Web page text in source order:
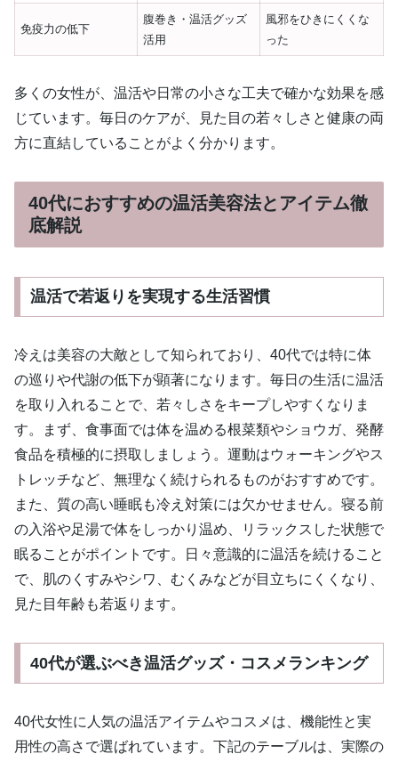
免疫力の低下
腹巻き・温活グッズ
活用
風邪をひきにくくな
った
多くの女性が、温活や日常の小さな工夫で確かな効果を感
じています。毎日のケアが、見た目の若々しさと健康の両
方に直結していることがよく分かります。
40代におすすめの温活美容法とアイテム徹
底解説
温活で若返りを実現する生活習慣
冷えは美容の大敵として知られており、40代では特に体
の巡りや代謝の低下が顕著になります。毎日の生活に温活
を取り入れることで、若々しさをキープしやすくなりま
す。まず、食事面では体を温める根菜類やショウガ、発酵
食品を積極的に摂取しましょう。運動はウォーキングやス
トレッチなど、無理なく続けられるものがおすすめです。
また、質の高い睡眠も冷え対策には欠かせません。寝る前
の入浴や足湯で体をしっかり温め、リラックスした状態で
眠ることがポイントです。日々意識的に温活を続けること
で、肌のくすみやシワ、むくみなどが目立ちにくくなり、
見た目年齢も若返ります。
40代が選ぶべき温活グッズ・コスメランキング
40代女性に人気の温活アイテムやコスメは、機能性と実
用性の高さで選ばれています。下記のテーブルは、実際の